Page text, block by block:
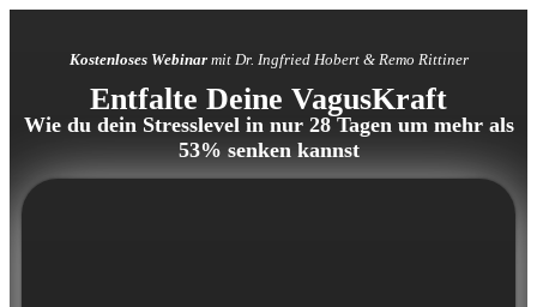
Kostenloses Webinarmit Dr. Ingfried Hobert & Remo Rittiner
Entfalte Deine VagusKraft
Wie du dein Stresslevel in nur 28 Tagen um mehr als
53% senken kannst